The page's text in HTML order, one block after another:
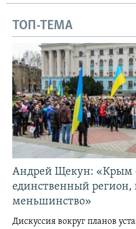
ТОП-ТЕМА
Андрей Щекун: «Крым
единственный регион,
меньшинство»
Дискуссия вокруг планов